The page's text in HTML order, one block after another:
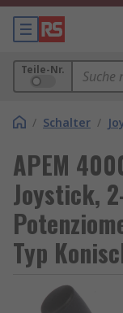
Teile-Nr.
/ Schalter /
APEM
Joystick,
Typ